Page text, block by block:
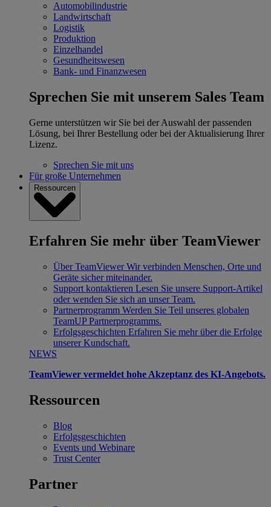
Automobilindustrie
Landwirtschaft
Logistik
Produktion
Einzelhandel
Gesundheitswesen
Bank- und Finanzwesen
Sprechen Sie mit unserem Sales Team
Gerne unterstützen wir Sie bei der Auswahl der passenden
Lösung, bei Ihrer Bestellung oder bei der Aktualisierung Ihrer
Lizenz.
Sprechen Sie mit uns
Für große Unternehmen
Ressourcen
Erfahren Sie mehr über TeamViewer
Über TeamViewer Wir verbinden Menschen, Orte und
Geräte sicher miteinander.
Support kontaktieren Lesen Sie unsere Support-Artikel
oder wenden Sie sich an unser Team.
Partnerprogramm Werden Sie Teil unseres globalen
TeamUP Partnerprogramms.
Erfolgsgeschichten Erfahren Sie mehr über die Erfolge
unserer Kundschaft.
NEWS
TeamViewer vermeldet hohe Akzeptanz des KI-Angebots.
Ressourcen
Blog
Erfolgsgeschichten
Events und Webinare
Trust Center
Partner